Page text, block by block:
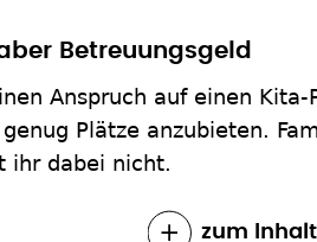
Betreuungsgeld
Anspruch auf einen
Plätze anzubieten.
ihr dabei nicht.
zum Inhalt